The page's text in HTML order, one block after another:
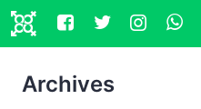
Archives